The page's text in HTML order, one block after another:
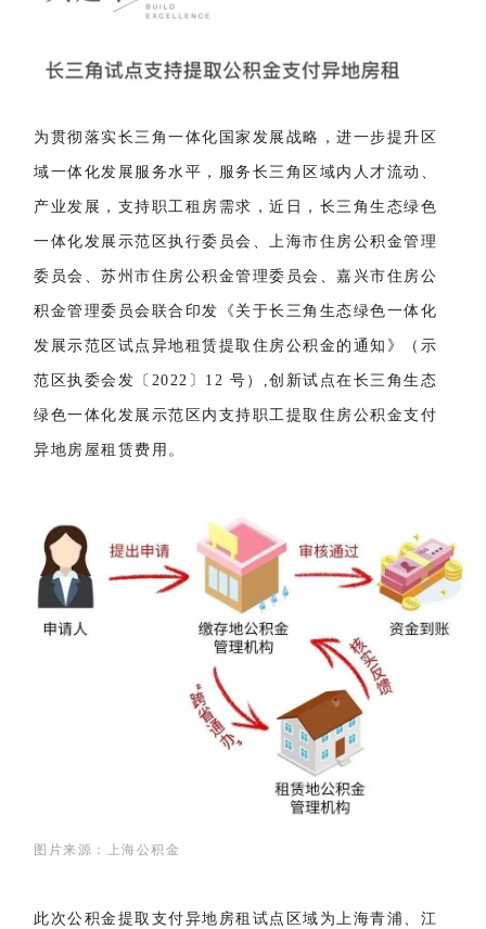
为贯彻落实长三角一体化国家发展战略，进一步提升区
域一体化发展服务水平，服务长三角区域内人才流动、
产业发展，支持职工租房需求，近日，长三角生态绿色
一体化发展示范区执行委员会、上海市住房公积金管理
委员会、苏州市住房公积金管理委员会、嘉兴市住房公
积金管理委员会联合印发《关于长三角生态绿色一体化
发展示范区试点异地租赁提取住房公积金的通知》（示
范区执委会发〔2022〕12 号）,创新试点在长三角生态
绿色一体化发展示范区内支持职工提取住房公积金支付
异地房屋租赁费用。
图片来源：上海公积金
此次公积金提取支付异地房租试点区域为上海青浦、江